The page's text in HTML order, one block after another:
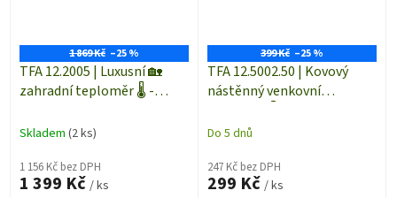
1 869 Kč –25 %
TFA 12.2005 | Luxusní 🏡
zahradní teploměr 🌡️ -
Skladem (2 ks)
1 156 Kč bez DPH
1 399 Kč / ks
399 Kč –25 %
TFA 12.5002.50 | Kovový
nástěnný venkovní
starožitný cín | VINTAGE
Do 5 dnů
247 Kč bez DPH
299 Kč / ks